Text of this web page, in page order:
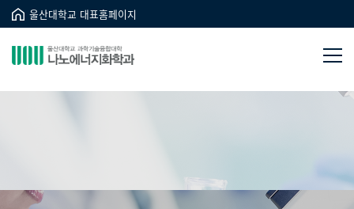
울산대학교 대표홈페이지